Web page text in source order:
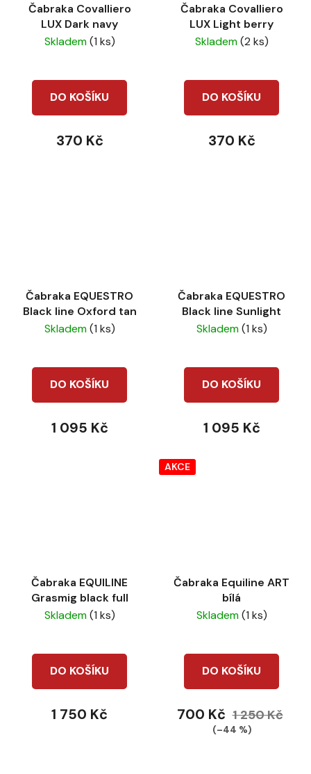
Čabraka Covalliero
LUX Dark navy
Skladem(1 ks)
DO KOŠÍKU
370 Kč
Čabraka Covalliero
LUX Light berry
Skladem(2 ks)
DO KOŠÍKU
370 Kč
Čabraka EQUESTRO
Black line Oxford tan
Skladem(1 ks)
DO KOŠÍKU
1 095 Kč
Čabraka EQUESTRO
Black line Sunlight
Skladem(1 ks)
DO KOŠÍKU
1 095 Kč
Čabraka EQUILINE
Grasmig black full
Skladem(1 ks)
DO KOŠÍKU
1 750 Kč
AKCE
Čabraka Equiline ART
bílá
Skladem(1 ks)
DO KOŠÍKU
700 Kč 1 250 Kč
(–44 %)